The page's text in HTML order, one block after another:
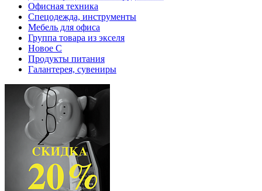
Офисная техника
Спецодежда, инструменты
Мебель для офиса
Группа товара из экселя
Новое С
Продукты питания
Галантерея, сувениры